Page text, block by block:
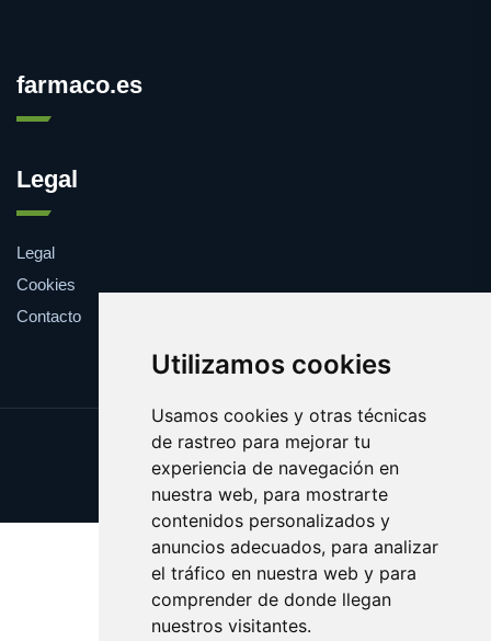
Utilizamos cookies
Usamos cookies y otras técnicas
de rastreo para mejorar tu
experiencia de navegación en
nuestra web, para mostrarte
contenidos personalizados y
anuncios adecuados, para analizar
el tráfico en nuestra web y para
comprender de donde llegan
nuestros visitantes.
farmaco.es
Legal
Legal
Cookies
Contacto
Update cookies preferences
Copyright © 2025 farmaco.es